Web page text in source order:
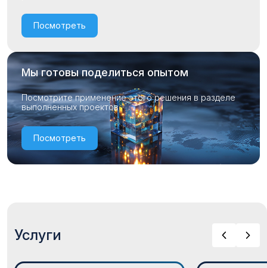
Посмотреть
Мы готовы поделиться опытом
Посмотрите применение этого решения в разделе
выполненных проектов
Посмотреть
Услуги